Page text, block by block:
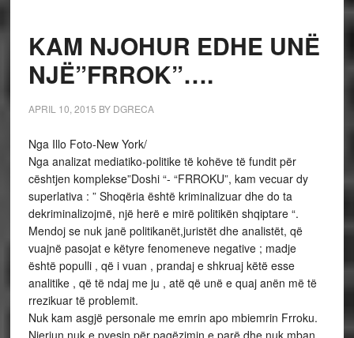
KAM NJOHUR EDHE UNË
NJË”FRROK”….
APRIL 10, 2015 BY DGRECA
Nga Illo Foto-New York/
Nga analizat mediatiko-politike të kohëve të fundit për
cështjen komplekse”Doshi “- “FRROKU”, kam vecuar dy
superlativa : ” Shoqëria është kriminalizuar dhe do ta
dekriminalizojmë, një herë e mirë politikën shqiptare “.
Mendoj se nuk janë politikanët,juristët dhe analistët, që
vuajnë pasojat e këtyre fenomeneve negative ; madje
është populli , që i vuan , prandaj e shkruaj këtë esse
analitike , që të ndaj me ju , atë që unë e quaj anën më të
rrezikuar të problemit.
Nuk kam asgjë personale me emrin apo mbiemrin Frroku.
Njeriun nuk e pyesin për pagëzimin e parë dhe nuk mban